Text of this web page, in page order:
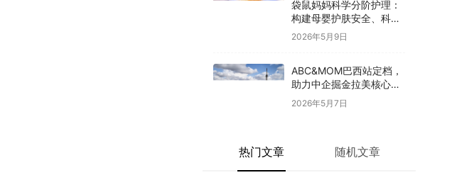
袋鼠妈妈科学分阶护理：
构建母婴护肤安全、科
学、有效新体系
2026年5月9日
ABC&MOM巴西站定档，
助力中企掘金拉美核心市
场
2026年5月7日
热门文章 随机文章